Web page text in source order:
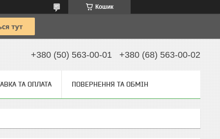
Кошик
+380 (50) 563-00-01 +380 (68) 563-00-02
ТА ОПЛАТА ПОВЕРНЕННЯ ТА ОБМІН